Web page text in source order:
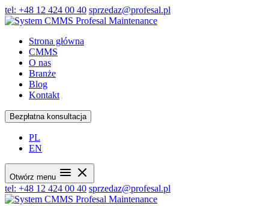
tel: +48 12 424 00 40 sprzedaz@profesal.pl
Strona główna
CMMS
O nas
Branże
Blog
Kontakt
Bezpłatna konsultacja
PL
EN
Otwórz menu
tel: +48 12 424 00 40 sprzedaz@profesal.pl